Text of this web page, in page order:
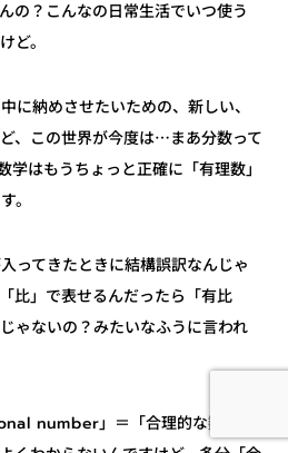
の？こんなの日常生活でいつ使う
ど。
に納めさせたいための、新しい、
、この世界が今度は⋯まあ分数って
学はもうちょっと正確に「有理数」
。
ってきたときに結構誤訳なんじゃ
比」で表せるんだったら「有比
ゃないの？みたいなふうに言われ
number」＝「合理的な数」っ